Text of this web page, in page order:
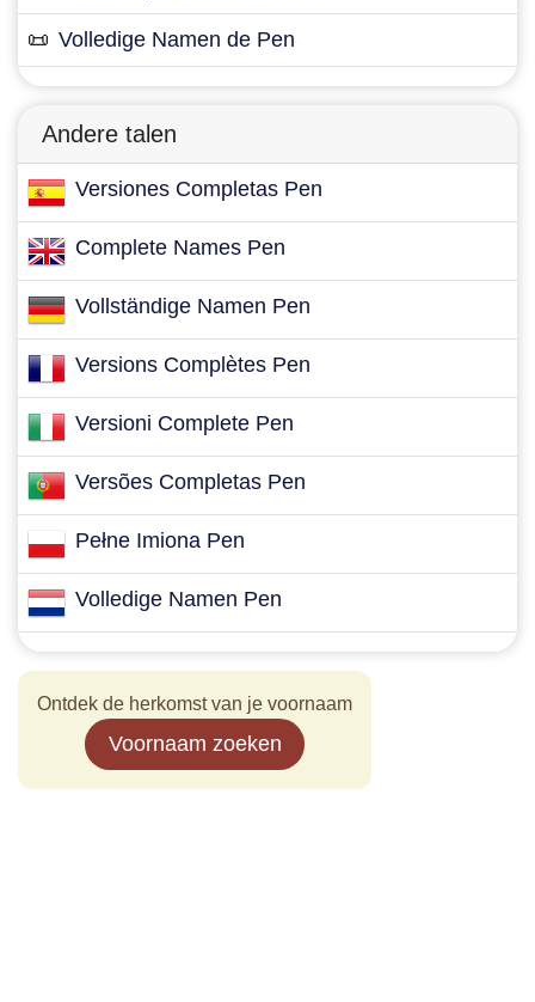
📜 Volledige Namen de Pen
Andere talen
Versiones Completas Pen
Complete Names Pen
Vollständige Namen Pen
Versions Complètes Pen
Versioni Complete Pen
Versões Completas Pen
Pełne Imiona Pen
Volledige Namen Pen
Ontdek de herkomst van je voornaam
Voornaam zoeken